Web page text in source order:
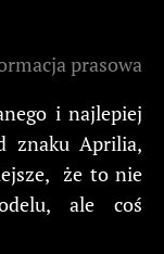
prasowa
i najlepiej
znaku Aprilia,
że to nie
ale coś